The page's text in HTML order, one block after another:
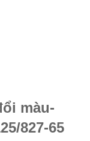
màu-
827-65